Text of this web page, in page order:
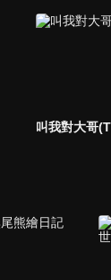
叫我對大哥